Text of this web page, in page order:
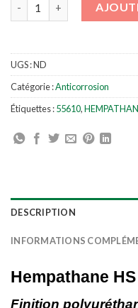
UGS :ND
Catégorie :Anticorrosion
Étiquettes :55610,
DESCRIPTION
INFORMATIONS
Hempathane
Finition